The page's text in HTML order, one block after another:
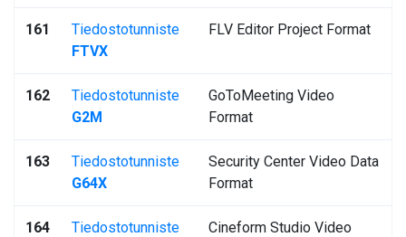
161
Tiedostotunniste
FTVX
FLV Editor Project Format
162
Tiedostotunniste
G2M
GoToMeeting Video
Format
163
Tiedostotunniste
G64X
Security Center Video Data
Format
164
Tiedostotunniste
Cineform Studio Video